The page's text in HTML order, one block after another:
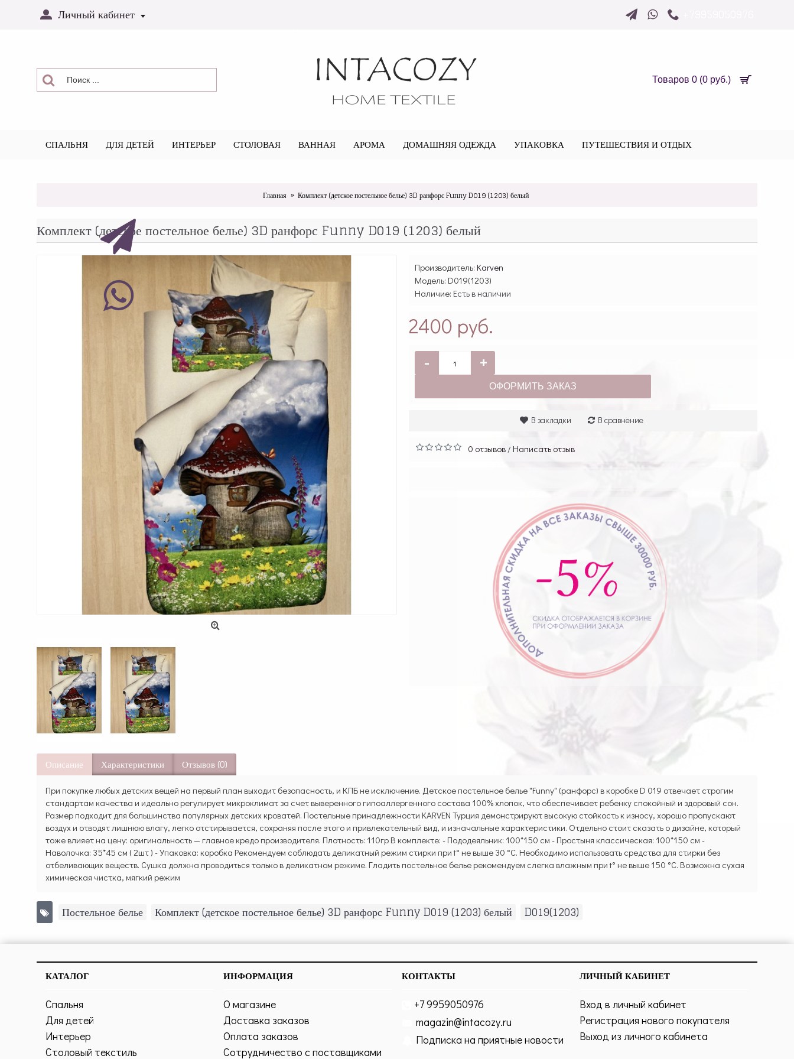
Личный кабинет
Товаров 0 (0 руб.)
СПАЛЬНЯ ДЛЯ ДЕТЕЙ ИНТЕРЬЕР СТОЛОВАЯ ВАННАЯ АРОМА ДОМАШНЯЯ ОДЕЖДА УПАКОВКА ПУТЕШЕСТВИЯ И ОТДЫХ
Главная Комплект (детское постельное белье) 3D ранфорс Funny D019 (1203) белый
Комплект (детское постельное белье) 3D ранфорс Funny D019 (1203) белый
Производитель: Karven
Модель: D019(1203)
Наличие: Есть в наличии
2400 руб.
- +
ОФОРМИТЬ ЗАКАЗ
В закладки В сравнение
0 отзывов/ Написать отзыв
Описание Характеристики Отзывов (0)
При покупке любых детских вещей на первый план выходит безопасность, и КПБ не исключение. Детское постельное белье "Funny" (ранфорс) в коробке D 019 отвечает строгим
стандартам качества и идеально регулирует микроклимат за счет выверенного гипоаллергенного состава 100% хлопок, что обеспечивает ребенку спокойный и здоровый сон.
Размер подходит для большинства популярных детских кроватей. Постельные принадлежности KARVEN Турция демонстрируют высокую стойкость к износу, хорошо пропускают
воздух и отводят лишнюю влагу, легко отстирывается, сохраняя после этого и привлекательный вид, и изначальные характеристики. Отдельно стоит сказать о дизайне, который
тоже влияет на цену: оригинальность — главное кредо производителя. Плотность: 110гр В комплекте: - Пододеяльник: 100*150 см - Простыня классическая: 100*150 см -
Наволочка: 35*45 см ( 2шт ) - Упаковка: коробка Рекомендуем соблюдать деликатный режим стирки при t° не выше 30 °C. Необходимо использовать средства для стирки без
отбеливающих веществ. Сушка должна проводиться только в деликатном режиме. Гладить постельное белье рекомендуем слегка влажным при t° не выше 150 °C. Возможна сухая
химическая чистка, мягкий режим
Постельное белье Комплект (детское постельное белье) 3D ранфорс Funny D019 (1203) белый D019(1203)
КАТАЛОГ
Спальня
Для детей
Интерьер
Столовый текстиль
ИНФОРМАЦИЯ
О магазине
Доставка заказов
Оплата заказов
Сотрудничество с поставщиками
КОНТАКТЫ
+7 9959050976
magazin@intacozy.ru
Подписка на приятные новости
ЛИЧНЫЙ КАБИНЕТ
Вход в личный кабинет
Регистрация нового покупателя
Выход из личного кабинета